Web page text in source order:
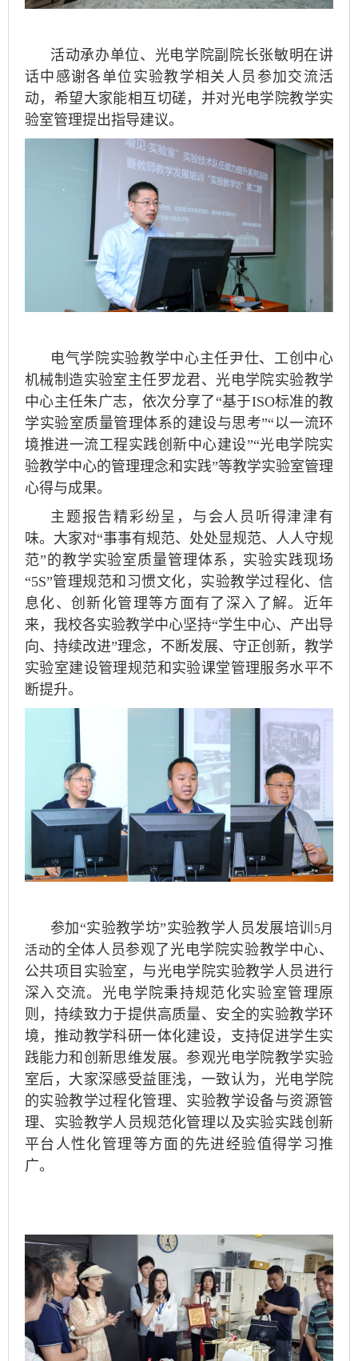
活动承办单位、光电学院副院长张敏明在讲
话中感谢各单位实验教学相关人员参加交流活
动，希望大家能相互切磋，并对光电学院教学实
验室管理提出指导建议。
电气学院实验教学中心主任尹仕、工创中心
机械制造实验室主任罗龙君、光电学院实验教学
中心主任朱广志，依次分享了“基于ISO标准的教
学实验室质量管理体系的建设与思考”“以一流环
境推进一流工程实践创新中心建设”“光电学院实
验教学中心的管理理念和实践”等教学实验室管理
心得与成果。
主题报告精彩纷呈，与会人员听得津津有
味。大家对“事事有规范、处处显规范、人人守规
范”的教学实验室质量管理体系，实验实践现场
“5S”管理规范和习惯文化，实验教学过程化、信
息化、创新化管理等方面有了深入了解。近年
来，我校各实验教学中心坚持“学生中心、产出导
向、持续改进”理念，不断发展、守正创新，教学
实验室建设管理规范和实验课堂管理服务水平不
断提升。
参加“实验教学坊”实验教学人员发展培训 5月
活动的全体人员参观了光电学院实验教学中心、
公共项目实验室，与光电学院实验教学人员进行
深入交流。光电学院秉持规范化实验室管理原
则，持续致力于提供高质量、安全的实验教学环
境，推动教学科研一体化建设，支持促进学生实
践能力和创新思维发展。参观光电学院教学实验
室后，大家深感受益匪浅，一致认为，光电学院
的实验教学过程化管理、实验教学设备与资源管
理、实验教学人员规范化管理以及实验实践创新
平台人性化管理等方面的先进经验值得学习推
广。